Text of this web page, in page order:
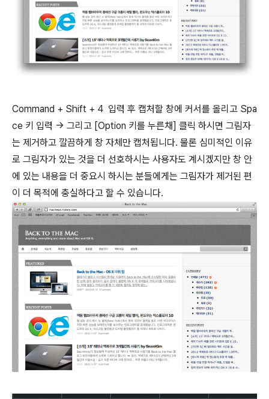
Command + Shift + 4 입력 후 캡처할 창에 커서를 올리고 Spa
ce 키 입력 → 그리고 [Option 키를 누른채] 클릭 하시면 그림자
는 제거하고 깔끔하게 창 자체만 캡처됩니다. 물론 심미적인 이유
로 그림자가 있는 것을 더 선호하시는 사용자도 계시겠지만 창 안
에 있는 내용을 더 중요시 하시는 분들에게는 그림자가 제거된 편
이 더 목적에 충실하다고 할 수 있습니다.